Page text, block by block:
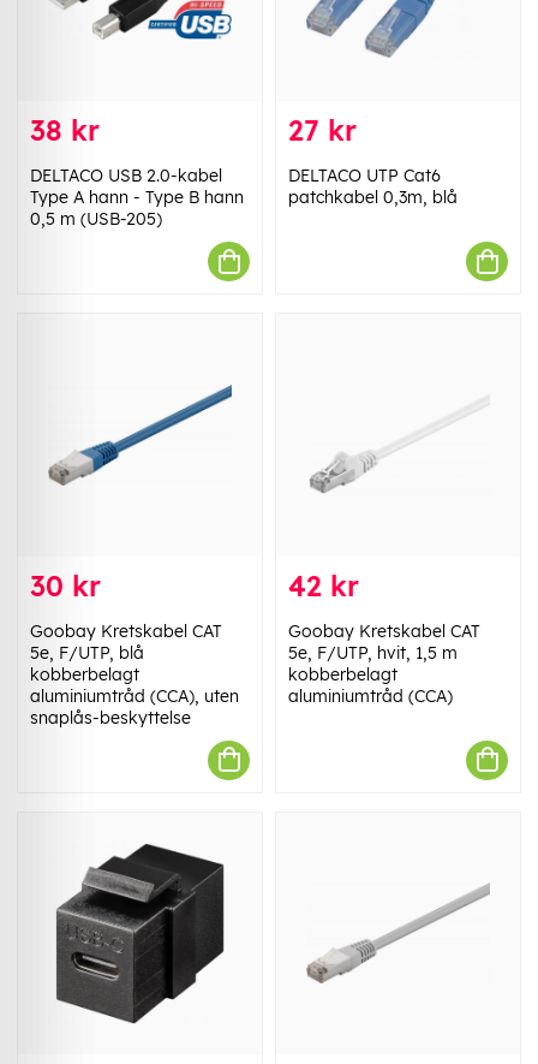
38 kr
DELTACO USB 2.0-kabel
Type A hann - Type B hann
0,5 m (USB-205)
27 kr
DELTACO UTP Cat6
patchkabel 0,3m, blå
30 kr
Goobay Kretskabel CAT
5e, F/UTP, blå
kobberbelagt
aluminiumtråd (CCA), uten
snaplås-beskyttelse
42 kr
Goobay Kretskabel CAT
5e, F/UTP, hvit, 1,5 m
kobberbelagt
aluminiumtråd (CCA)